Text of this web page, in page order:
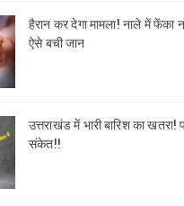
हैरान कर देगा मामला! नाले में फेंका
ऐसे बची जान
उत्तराखंड में भारी बारिश का
संकेत!!